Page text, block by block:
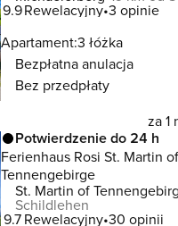
9.9Rewelacyjny 3 opinie
Apartament:3 łóżka
Bezpłatna anulacja
Bez przedpłaty
za 1
Potwierdzenie do 24 h
Ferienhaus Rosi St. Martin of
Tennengebirge
St. Martin of
Schildlehen
9.7Rewelacyjny 30 opinii